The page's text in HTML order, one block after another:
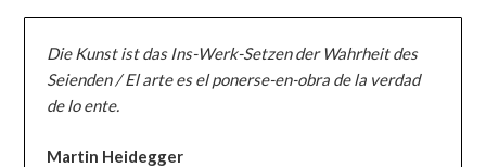
Die Kunst ist das Ins-Werk-Setzen der Wahrheit des
Seienden / El arte es el ponerse-en-obra de la verdad
de lo ente.
Martin Heidegger